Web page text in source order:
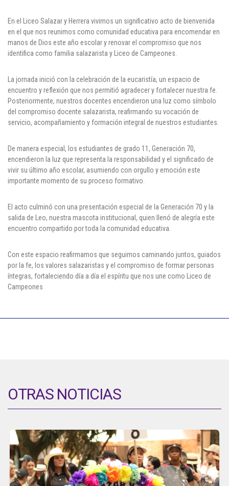
En el Liceo Salazar y Herrera vivimos un significativo acto de bienvenida
en el que nos reunimos como comunidad educativa para encomendar en
manos de Dios este año escolar y renovar el compromiso que nos
identifica como familia salazarista y Liceo de Campeones.
La jornada inició con la celebración de la eucaristía, un espacio de
encuentro y reflexión que nos permitió agradecer y fortalecer nuestra fe.
Posteriormente, nuestros docentes encendieron una luz como símbolo
del compromiso docente salazarista, reafirmando su vocación de
servicio, acompañamiento y formación integral de nuestros estudiantes.
De manera especial, los estudiantes de grado 11, Generación 70,
encendieron la luz que representa la responsabilidad y el significado de
vivir su último año escolar, asumiendo con orgullo y emoción este
importante momento de su proceso formativo.
El acto culminó con una presentación especial de la Generación 70 y la
salida de Leo, nuestra mascota institucional, quien llenó de alegría este
encuentro compartido por toda la comunidad educativa.
Con este espacio reafirmamos que seguimos caminando juntos, guiados
por la fe, los valores salazaristas y el compromiso de formar personas
íntegras, fortaleciendo día a día el espíritu que nos une como Liceo de
Campeones
OTRAS NOTICIAS